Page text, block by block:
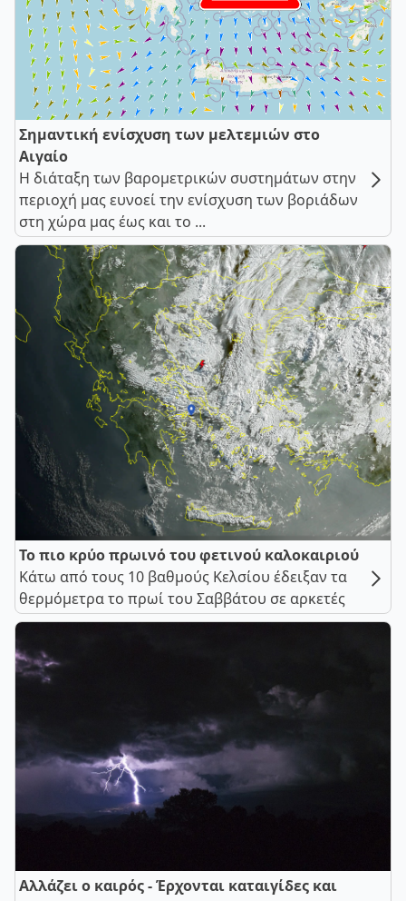
Σημαντική ενίσχυση των μελτεμιών στο
Αιγαίο
Η διάταξη των βαρομετρικών συστημάτων στην
περιοχή μας ευνοεί την ενίσχυση των βοριάδων
στη χώρα μας έως και το ...
Το πιο κρύο πρωινό του φετινού καλοκαιριού
Κάτω από τους 10 βαθμούς Κελσίου έδειξαν τα
θερμόμετρα το πρωί του Σαββάτου σε αρκετές
Αλλάζει ο καιρός - Έρχονται καταιγίδες και